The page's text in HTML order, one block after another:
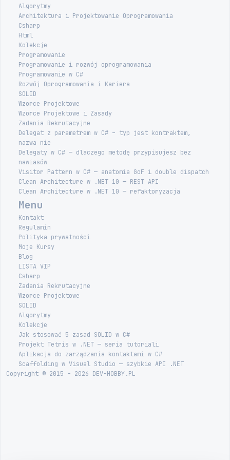
Algorytmy
Architektura i Projektowanie Oprogramowania
Csharp
Html
Kolekcje
Programowanie
Programowanie i rozwój oprogramowania
Programowanie w C#
Rozwój Oprogramowania i Kariera
SOLID
Wzorce Projektowe
Wzorce Projektowe i Zasady
Zadania Rekrutacyjne
Delegat z parametrem w C# – typ jest kontraktem,
nazwa nie
Delegaty w C# — dlaczego metodę przypisujesz bez
nawiasów
Visitor Pattern w C# — anatomia GoF i double dispatch
Clean Architecture w .NET 10 — REST API
Clean Architecture w .NET 10 — refaktoryzacja
Menu
Kontakt
Regulamin
Polityka prywatności
Moje Kursy
Blog
LISTA VIP
Csharp
Zadania Rekrutacyjne
Wzorce Projektowe
SOLID
Algorytmy
Kolekcje
Jak stosować 5 zasad SOLID w C#
Projekt Tetris w .NET — seria tutoriali
Aplikacja do zarządzania kontaktami w C#
Scaffolding w Visual Studio — szybkie API .NET
Copyright © 2015 - 2026 DEV-HOBBY.PL